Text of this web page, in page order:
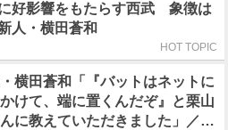
好影響をもたらす西武 象徴は
人・横田蒼和
HOT TOPIC
横田蒼和「『バットはネットに
けて、端に置くんだぞ』と栗山
に教えていただきました」／憧